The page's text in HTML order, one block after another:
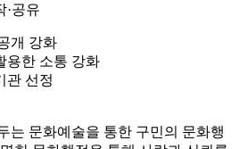
공유
개 강화
한 소통 강화
관 선정
는 문화예술을 통한 구민의 문화행